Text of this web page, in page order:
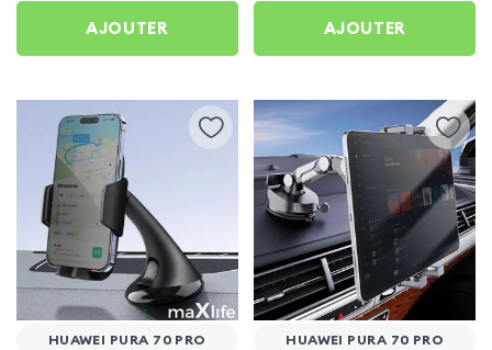
AJOUTER AJOUTER
HUAWEI PURA 70 PRO HUAWEI PURA 70 PRO